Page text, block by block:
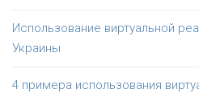
Использование виртуальной
Украины
4 примера использования